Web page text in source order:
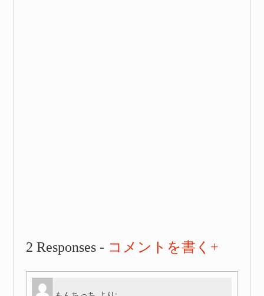
2 Responses - コメントを書く+